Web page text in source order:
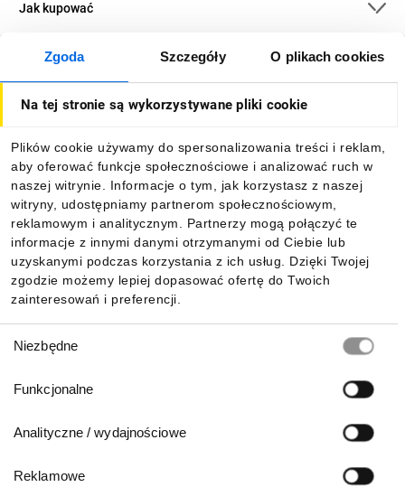
Zgoda Szczegóły O plikach cookies
Na tej stronie są wykorzystywane pliki cookie
Plików cookie używamy do spersonalizowania treści i reklam,
aby oferować funkcje społecznościowe i analizować ruch w
naszej witrynie. Informacje o tym, jak korzystasz z naszej
witryny, udostępniamy partnerom społecznościowym,
reklamowym i analitycznym. Partnerzy mogą połączyć te
informacje z innymi danymi otrzymanymi od Ciebie lub
uzyskanymi podczas korzystania z ich usług. Dzięki Twojej
zgodzie możemy lepiej dopasować ofertę do Twoich
zainteresowań i preferencji.
zgody
Niezbędne
Funkcjonalne
Analityczne / wydajnościowe
Reklamowe
Jak kupować
O firmie
Informacje
Pobierz naszą aplikację mobilną: